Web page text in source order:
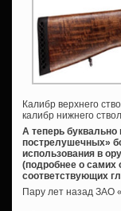
Калибр верхнего
калибр нижнего
А теперь буквально
пострелушечных»
использования в
(подробнее о самих
соответствующих
Пару лет назад ЗАО